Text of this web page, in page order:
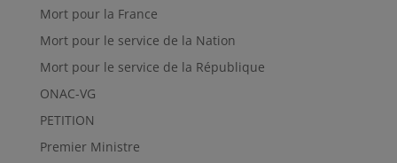
Mort pour la France
Mort pour le service de la Nation
Mort pour le service de la République
ONAC-VG
PETITION
Premier Ministre